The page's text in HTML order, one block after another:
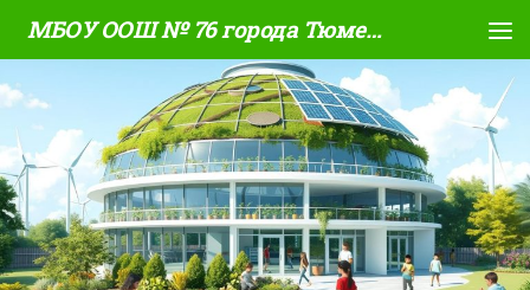
Skip to content МБОУ ООШ № 76 города Тюмени